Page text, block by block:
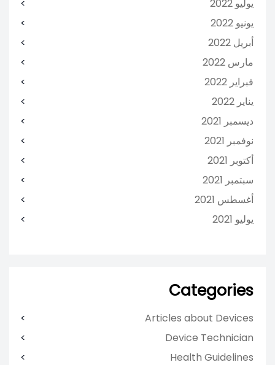
يوليو 2022
يونيو 2022
أبريل 2022
مارس 2022
فبراير 2022
يناير 2022
ديسمبر 2021
نوفمبر 2021
أكتوبر 2021
سبتمبر 2021
أغسطس 2021
يوليو 2021
Categories
Articles about Devices
Device Technician
Health Guidelines